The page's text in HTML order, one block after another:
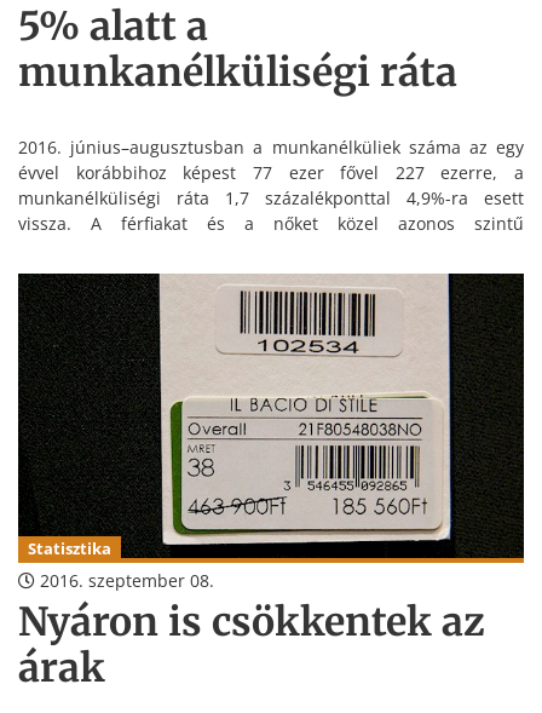
5% alatt a
munkanélküliségi ráta
2016. június–augusztusban a munkanélküliek száma az egy
évvel korábbihoz képest 77 ezer fővel 227 ezerre, a
munkanélküliségi ráta 1,7 százalékponttal 4,9%-ra esett
vissza. A férfiakat és a nőket közel azonos szintű
esetében nagyobb mértékű volt – áll a Statisztikai Hivatal
gyorsjelentésében.
Statisztika
2016. szeptember 08.
Nyáron is csökkentek az
árak